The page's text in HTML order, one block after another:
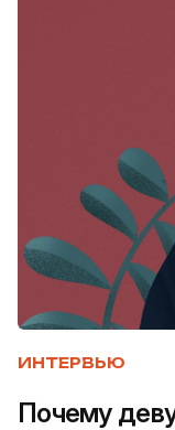
ИНТЕРВЬЮ
Почему